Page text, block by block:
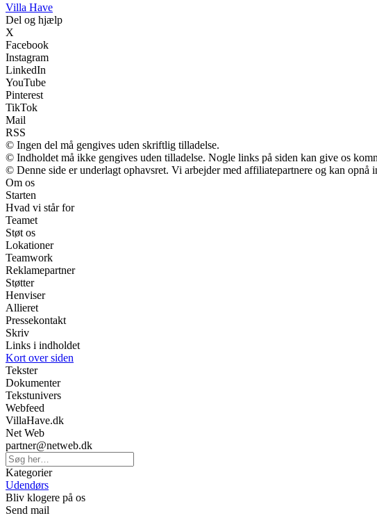
Villa Have
Del og hjælp
X
Facebook
Instagram
LinkedIn
YouTube
Pinterest
TikTok
Mail
RSS
© Ingen del må gengives uden skriftlig tilladelse.
© Indholdet må ikke gengives uden tilladelse. Nogle links på siden kan give os
© Denne side er underlagt ophavsret. Vi arbejder med affiliatepartnere og kan
Om os
Starten
Hvad vi står for
Teamet
Støt os
Lokationer
Teamwork
Reklamepartner
Støtter
Henviser
Allieret
Pressekontakt
Skriv
Links i indholdet
Kort over siden
Tekster
Dokumenter
Tekstunivers
Webfeed
VillaHave.dk
Net Web
partner@netweb.dk
Kategorier
Udendørs
Bliv klogere på os
Send mail